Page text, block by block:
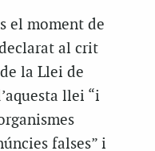
el moment de
al crit
la Llei de
llei “i
falses” i